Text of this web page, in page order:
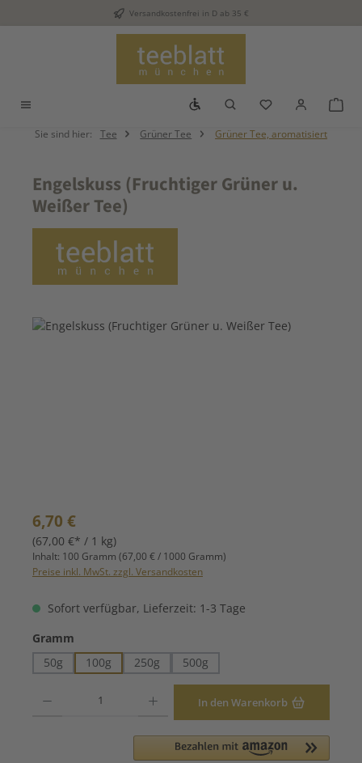
Zum Hauptinhalt springenVersandkostenfrei in D ab 35 €
Werkzeugleiste anzeigen
Du hast 0
Sie sind hier: Tee Grüner Tee Grüner Tee, aromatisiert
Engelskuss (Fruchtiger Grüner u.
Weißer Tee)
Bildergalerie überspringen
Regulärer Preis:
6,70 €
(67,00 €* / 1 kg)
Inhalt: 100 Gramm (67,00 € / 1000 Gramm)
Preise inkl. MwSt. zzgl. Versandkosten
Sofort verfügbar, Lieferzeit: 1-3 Tage
Gramm
50g
100g 250g 500g
In den Warenkorb